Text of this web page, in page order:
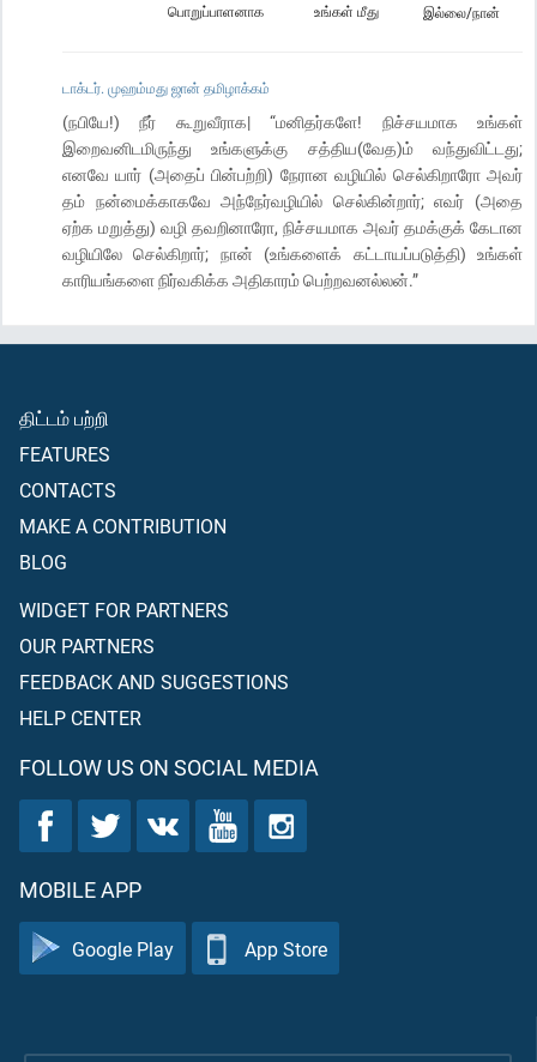
இல்லை/நான்
உங்கள் மீது
பொறுப்பாளனாக
டாக்டர். முஹம்மது ஜான் தமிழாக்கம்
(நபியே!) நீர் கூறுவீராக| “மனிதர்களே! நிச்சயமாக உங்கள்
இறைவனிடமிருந்து உங்களுக்கு சத்திய(வேத)ம் வந்துவிட்டது;
எனவே யார் (அதைப் பின்பற்றி) நேரான வழியில் செல்கிறாரோ அவர்
தம் நன்மைக்காகவே அந்நேர்வழியில் செல்கின்றார்; எவர் (அதை
ஏற்க மறுத்து) வழி தவறினாரோ, நிச்சயமாக அவர் தமக்குக் கேடான
வழியிலே செல்கிறார்; நான் (உங்களைக் கட்டாயப்படுத்தி) உங்கள்
காரியங்களை நிர்வகிக்க அதிகாரம் பெற்றவனல்லன்.”
திட்டம் பற்றி
FEATURES
CONTACTS
MAKE A CONTRIBUTION
BLOG
WIDGET FOR PARTNERS
OUR PARTNERS
FEEDBACK AND SUGGESTIONS
HELP CENTER
FOLLOW US ON SOCIAL MEDIA
MOBILE APP
Google Play App Store